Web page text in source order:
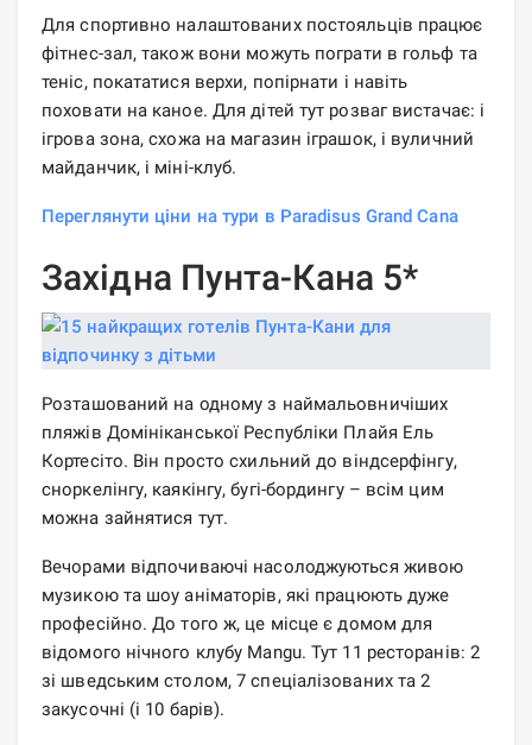
Для спортивно налаштованих постояльців працює
фітнес-зал, також вони можуть пограти в гольф та
теніс, покататися верхи, попірнати і навіть
поховати на каное. Для дітей тут розваг вистачає: і
ігрова зона, схожа на магазин іграшок, і вуличний
майданчик, і міні-клуб.
Переглянути ціни на тури в Paradisus Grand Cana
Західна Пунта-Кана 5*
Розташований на одному з наймальовничіших
пляжів Домініканської Республіки Плайя Ель
Кортесіто. Він просто схильний до віндсерфінгу,
сноркелінгу, каякінгу, бугі-бордингу – всім цим
можна зайнятися тут.
Вечорами відпочиваючі насолоджуються живою
музикою та шоу аніматорів, які працюють дуже
професійно. До того ж, це місце є домом для
відомого нічного клубу Mangu. Тут 11 ресторанів: 2
зі шведським столом, 7 спеціалізованих та 2
закусочні (і 10 барів).